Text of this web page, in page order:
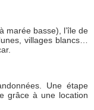
marée basse), l’île de
villages blancs…
Une étape
grâce à une location